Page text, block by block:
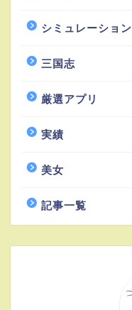
シミュレーション
三国志
厳選アプリ
実績
美女
記事一覧